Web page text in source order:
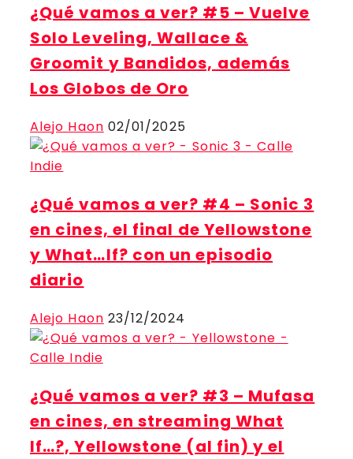
¿Qué vamos a ver? #5 – Vuelve
Solo Leveling, Wallace &
Groomit y Bandidos, además
Los Globos de Oro
Alejo Haon 02/01/2025
¿Qué vamos a ver? #4 – Sonic 3
en cines, el final de Yellowstone
y What…If? con un episodio
diario
Alejo Haon 23/12/2024
¿Qué vamos a ver? #3 – Mufasa
en cines, en streaming What
If…?, Yellowstone (al fin) y el